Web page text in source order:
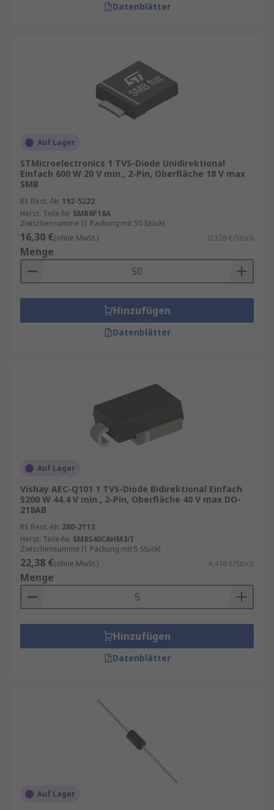
Datenblätter
Auf Lager
STMicroelectronics 1 TVS-Diode Unidirektional
Einfach 600 W 20 V min., 2-Pin, Oberfläche 18 V max
SMB
RS Best.-Nr. 192-5222
Herst. Teile-Nr. SMB6F18A
Zwischensumme (1 Packung mit 50 Stück)
16,30 €(ohne MwSt.) 0,326 €/Stück
Menge
Hinzufügen
Datenblätter
Auf Lager
Vishay AEC-Q101 1 TVS-Diode Bidirektional Einfach
5200 W 44.4 V min., 2-Pin, Oberfläche 40 V max DO-
218AB
RS Best.-Nr. 280-2113
Herst. Teile-Nr. SM8S40CAHM3/I
Zwischensumme (1 Packung mit 5 Stück)
22,38 €(ohne MwSt.) 4,476 €/Stück
Menge
Hinzufügen
Datenblätter
Auf Lager